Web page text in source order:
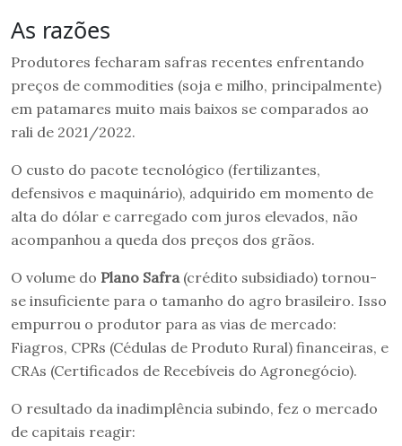
As razões
Produtores fecharam safras recentes enfrentando
preços de commodities (soja e milho, principalmente)
em patamares muito mais baixos se comparados ao
rali de 2021/2022.
O custo do pacote tecnológico (fertilizantes,
defensivos e maquinário), adquirido em momento de
alta do dólar e carregado com juros elevados, não
acompanhou a queda dos preços dos grãos.
O volume do Plano Safra (crédito subsidiado) tornou-
se insuficiente para o tamanho do agro brasileiro. Isso
empurrou o produtor para as vias de mercado:
Fiagros, CPRs (Cédulas de Produto Rural) financeiras, e
CRAs (Certificados de Recebíveis do Agronegócio).
O resultado da inadimplência subindo, fez o mercado
de capitais reagir: